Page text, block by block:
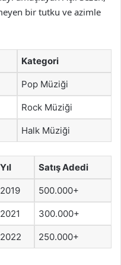
bir tutku ve azimle
Kategori
Pop Müziği
Rock Müziği
Halk Müziği
Yıl Satış Adedi
2019 500.000+
2021 300.000+
2022 250.000+